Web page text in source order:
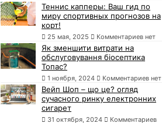
Теннис капперы: Ваш гид по
миру спортивных прогнозов на
корт!
25 мая, 2025 Комментариев нет
Як зменшити витрати на
обслуговування біосептика
Топас?
1 ноября, 2024 Комментариев нет
Вейп Шоп – що це? огляд
сучасного ринку електронних
сигарет
31 октября, 2024
Комментариев